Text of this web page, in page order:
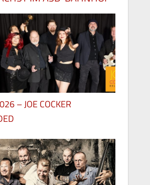
– JOE COCKER